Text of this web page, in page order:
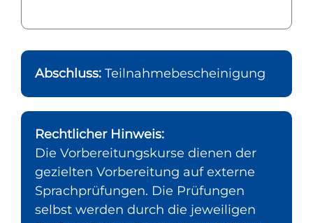
Abschluss: Teilnahmebescheinigung
Rechtlicher Hinweis:
Die Vorbereitungskurse dienen der
gezielten Vorbereitung auf externe
Sprachprüfungen. Die Prüfungen
selbst werden durch die jeweiligen